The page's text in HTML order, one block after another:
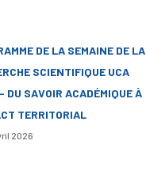
DE LA SEMAINE DE LA
SCIENTIFIQUE UCA
DU SAVOIR ACADÉMIQUE À
TERRITORIAL
2026